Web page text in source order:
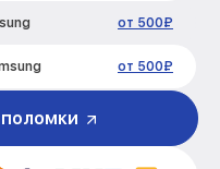
от 500₽
от 500₽